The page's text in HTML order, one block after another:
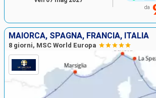
da
MAIORCA, SPAGNA, FRANCIA, ITALIA
8 giorni, MSC World Europa